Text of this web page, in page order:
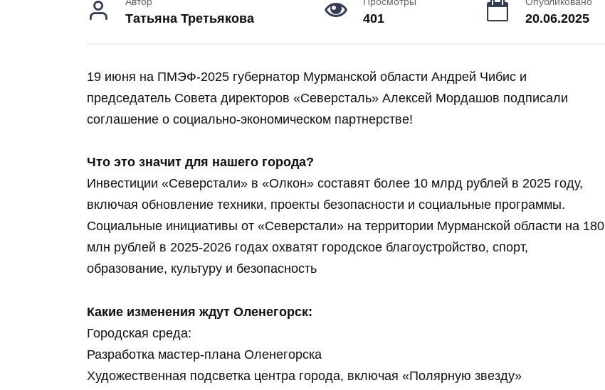
Татьяна Третьякова 401 20.06.2025
19 июня на ПМЭФ-2025 губернатор Мурманской области Андрей Чибис и
председатель Совета директоров «Северсталь» Алексей Мордашов подписали
соглашение о социально-экономическом партнерстве!
Что это значит для нашего города?
Инвестиции «Северстали» в «Олкон» составят более 10 млрд рублей в 2025 году,
включая обновление техники, проекты безопасности и социальные программы.
Социальные инициативы от «Северстали» на территории Мурманской области на 180
млн рублей в 2025-2026 годах охватят городское благоустройство, спорт,
образование, культуру и безопасность
Какие изменения ждут Оленегорск:
Городская среда:
Разработка мастер-плана Оленегорска
Художественная подсветка центра города, включая «Полярную звезду»